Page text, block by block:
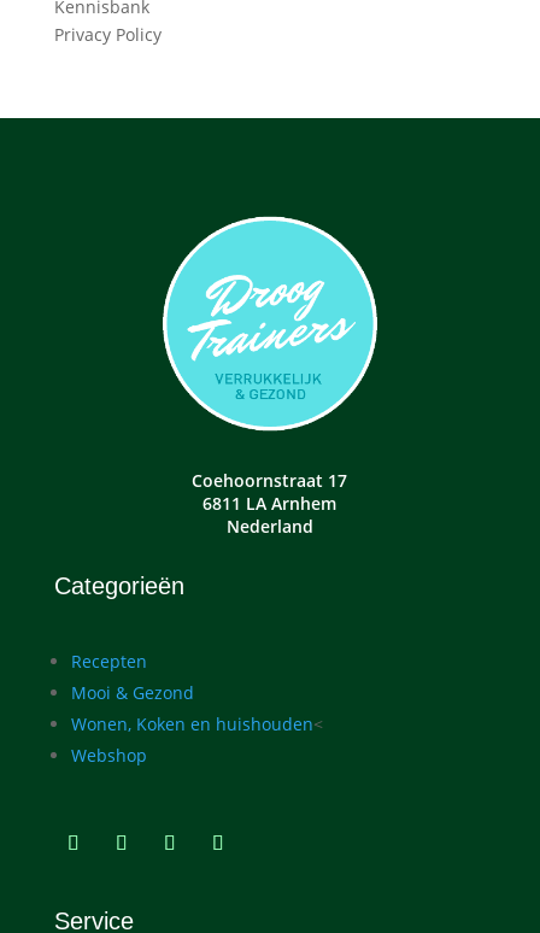
Kennisbank
Privacy Policy
Coehoornstraat 17
6811 LA Arnhem
Nederland
Categorieën
Recepten
Mooi & Gezond
Wonen, Koken en huishouden<
Webshop
Service